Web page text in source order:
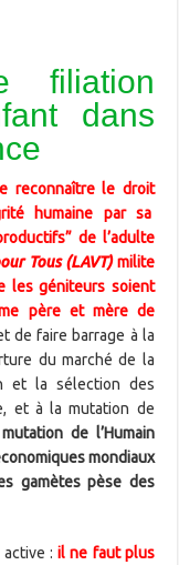
filiation
dans
reconnaître le droit
humaine par sa
de l’adulte
Tous (LAVT)milite
les géniteurs soient
père et mère de
de faire barrage à la
du marché de la
et la sélection des
et à la mutation de
de l’Humain
mondiaux
gamètes pèse des
active :il ne faut plus